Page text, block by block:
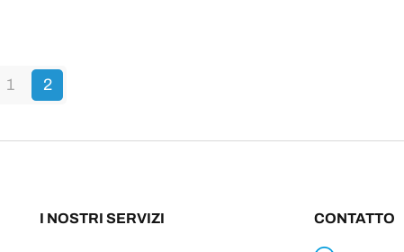
1 2
I NOSTRI SERVIZI CONTATTO